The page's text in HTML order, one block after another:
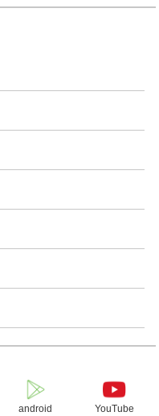
android YouTube